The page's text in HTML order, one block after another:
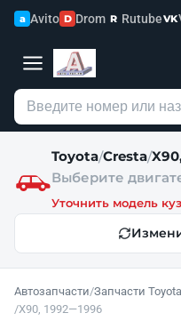
a Avito D Drom R RutubeVK
Toyota/Cresta/
Выберите
Уточнить модель
Автозапчасти/Запчасти Toyota
/X90, 1992—1996